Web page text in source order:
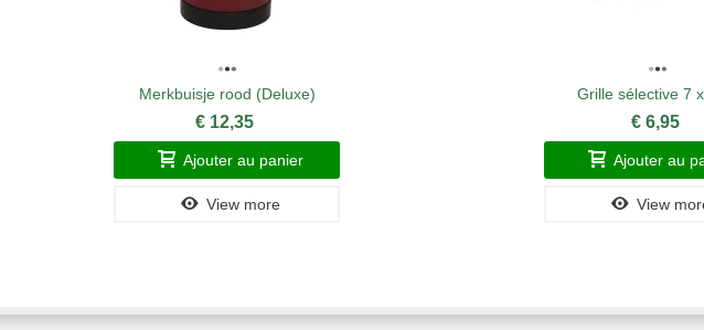
Merkbuisje rood (Deluxe)
€ 12,35
Ajouter au panier
View more
Grille sélective 7 x
€ 6,95
Ajouter au
View